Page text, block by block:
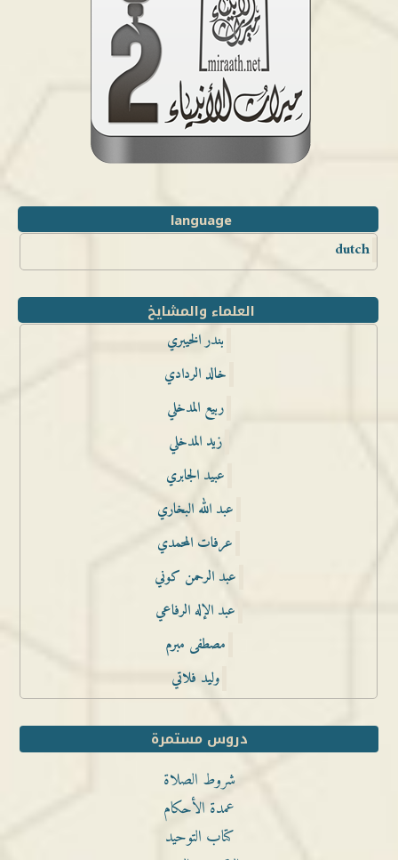
language
dutch
العلماء والمشايخ
بندر الخيبري
خالد الردادي
ربيع المدخلي
زيد المدخلي
عبيد الجابري
عبد الله البخاري
عرفات المحمدي
عبد الرحمن كوني
عبد الإله الرفاعي
مصطفى مبرم
وليد فلاتي
دروس مستمرة
شروط الصلاة
عمدة الأحكام
كتاب التوحيد